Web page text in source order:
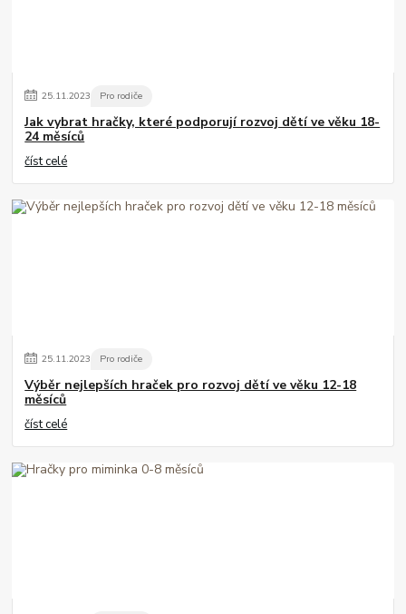
25.11.2023 Pro rodiče
Jak vybrat hračky, které podporují rozvoj dětí ve věku 18-
24 měsíců
číst celé
25.11.2023 Pro rodiče
Výběr nejlepších hraček pro rozvoj dětí ve věku 12-18
měsíců
číst celé